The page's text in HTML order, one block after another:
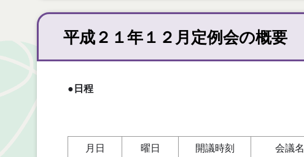
平成２１年１２月定例会の概要
●日程
月日 曜日 開議時刻 会議名